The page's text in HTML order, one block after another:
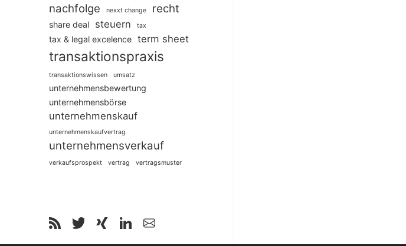
nachfolge nexxt change recht
share deal steuern tax
tax & legal excelence term sheet
transaktionspraxis
transaktionswissen umsatz
unternehmensbewertung
unternehmensbörse
unternehmenskauf
unternehmenskaufvertrag
unternehmensverkauf
verkaufsprospekt vertrag vertragsmuster